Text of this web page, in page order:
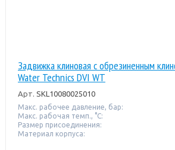
Задвижка клиновая с обрезиненным
Water Technics DVI WT
Арт. SKL10080025010
Макс. рабочее давление, бар:
Макс. рабочая темп., °С:
Размер присоединения:
Материал корпуса: